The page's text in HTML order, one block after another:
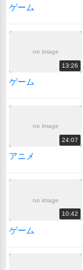
ゲーム
no image
13:26
ゲーム
no image
24:07
アニメ
no image
10:42
ゲーム